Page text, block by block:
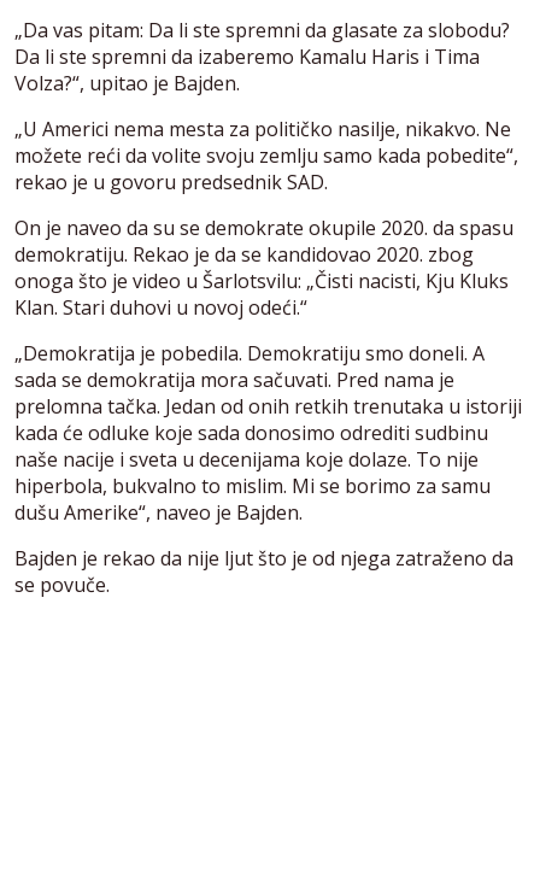
„Da vas pitam: Da li ste spremni da glasate za slobodu?
Da li ste spremni da izaberemo Kamalu Haris i Tima
Volza?“, upitao je Bajden.
„U Americi nema mesta za političko nasilje, nikakvo. Ne
možete reći da volite svoju zemlju samo kada pobedite“,
rekao je u govoru predsednik SAD.
On je naveo da su se demokrate okupile 2020. da spasu
demokratiju. Rekao je da se kandidovao 2020. zbog
onoga što je video u Šarlotsvilu: „Čisti nacisti, Kju Kluks
Klan. Stari duhovi u novoj odeći.“
„Demokratija je pobedila. Demokratiju smo doneli. A
sada se demokratija mora sačuvati. Pred nama je
prelomna tačka. Jedan od onih retkih trenutaka u istoriji
kada će odluke koje sada donosimo odrediti sudbinu
naše nacije i sveta u decenijama koje dolaze. To nije
hiperbola, bukvalno to mislim. Mi se borimo za samu
dušu Amerike“, naveo je Bajden.
Bajden je rekao da nije ljut što je od njega zatraženo da
se povuče.